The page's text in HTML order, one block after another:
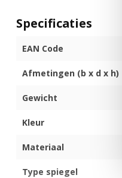
Specificaties
EAN Code
Afmetingen (b x d x h)
Gewicht
Kleur
Materiaal
Type spiegel